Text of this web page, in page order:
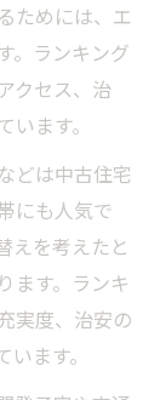
ためには、エ
。ランキング
クセス、治
ます。
どは中古住宅
にも人気で
えを考えたと
ます。ランキ
実度、治安の
ます。